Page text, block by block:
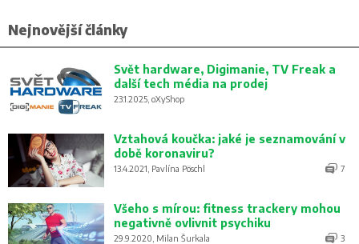
Nejnovější články
Svět hardware, Digimanie, TV Freak a
další tech média na prodej
23.1.2025, oXyShop
Vztahová koučka: jaké je seznamování v
době koronaviru?
13.4.2021, Pavlína Pöschl 7
Všeho s mírou: fitness trackery mohou
negativně ovlivnit psychiku
29.9.2020, Milan Šurkala 3